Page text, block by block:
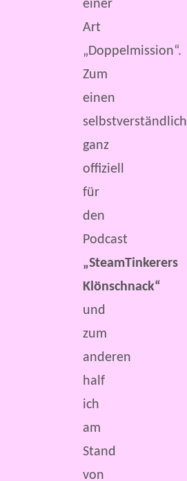
einer
Art
„Doppelmission“.
Zum
einen
selbstverständlich
ganz
offiziell
für
den
Podcast
„SteamTinkerers
Klönschnack“
und
zum
anderen
half
ich
am
Stand
von